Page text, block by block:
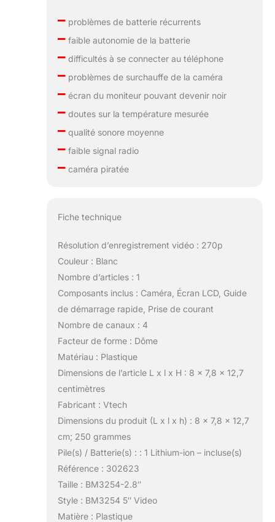
–problèmes de batterie récurrents
–faible autonomie de la batterie
–difficultés à se connecter au téléphone
–problèmes de surchauffe de la caméra
–écran du moniteur pouvant devenir noir
–doutes sur la température mesurée
–qualité sonore moyenne
–faible signal radio
–caméra piratée
Fiche technique
Résolution d’enregistrement vidéo : 270p
Couleur : Blanc
Nombre d’articles : 1
Composants inclus : Caméra, Écran LCD, Guide
de démarrage rapide, Prise de courant
Nombre de canaux : 4
Facteur de forme : Dôme
Matériau : Plastique
Dimensions de l’article L x l x H : 8 x 7,8 x 12,7
centimètres
Fabricant : Vtech
Dimensions du produit (L x l x h) : 8 x 7,8 x 12,7
cm; 250 grammes
Pile(s) / Batterie(s) : : 1 Lithium-ion – incluse(s)
Référence : 302623
Taille : BM3254-2.8″
Style : BM3254 5″ Video
Matière : Plastique